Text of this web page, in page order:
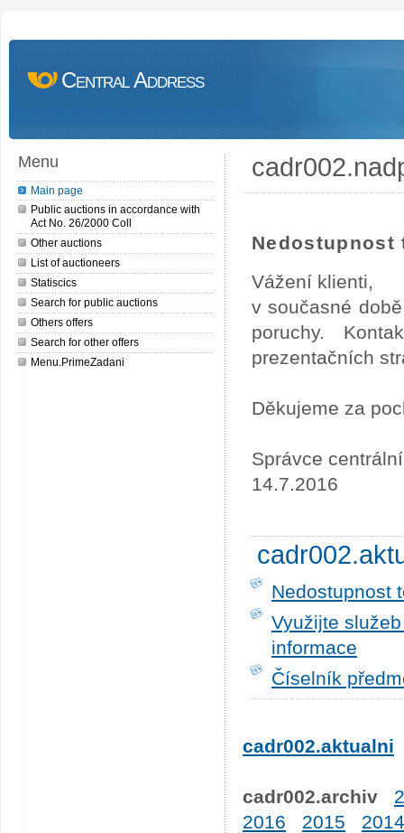
Central Address
Menu
Main page
Public auctions in accordance with
Act No. 26/2000 Coll
Other auctions
List of auctioneers
Statiscics
Search for public auctions
Others offers
Search for other offers
Menu.PrimeZadani
Nedostupnost
Vážení klienti,
v současné
poruchy.
prezentačních
Děkujeme za
Správce
14.7.2016
Nedostupnost
Využijte
informace
Číselník
cadr002.aktualni
cadr002.archiv
2016
2015 2014